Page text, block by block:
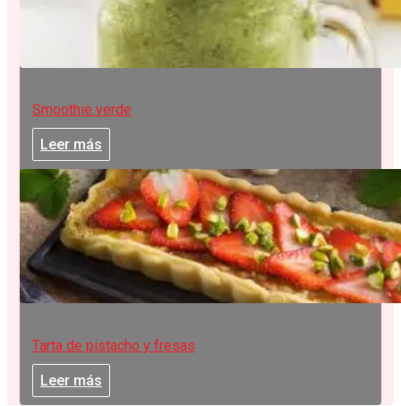
Smoothie verde
Leer más
Tarta de pistacho y fresas
Leer más